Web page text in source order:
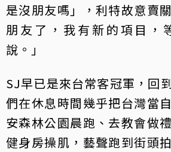
是沒朋友嗎」，利特故意賣
朋友了，我有新的項目，
說。」
SJ早已是來台常客冠軍，回
們在休息時間幾乎把台灣當
安森林公園晨跑、去教會做
健身房操肌，藝聲跑到街頭